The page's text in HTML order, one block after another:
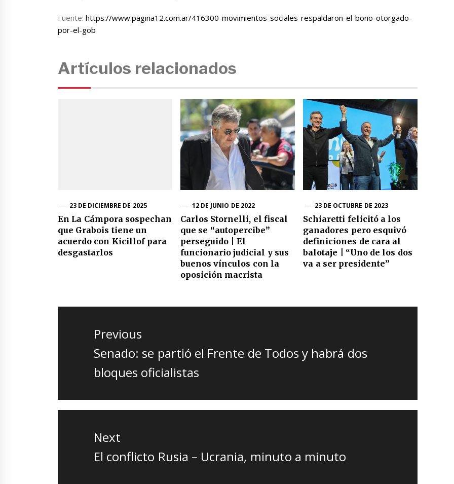
Fuente:https://www.pagina12.com.ar/416300-movimientos-sociales-respaldaron-el-bono-otorgado-
por-el-gob
Artículos relacionados
23 DE DICIEMBRE DE 2025
En La Cámpora sospechan
que Grabois tiene un
acuerdo con Kicillof para
desgastarlos
12 DE JUNIO DE 2022
Carlos Stornelli, el fiscal
que se “autopercibe”
perseguido | El
funcionario judicial y sus
buenos vínculos con la
oposición macrista
23 DE OCTUBRE DE 2023
Schiaretti felicitó a los
ganadores pero esquivó
definiciones de cara al
balotaje | “Uno de los dos
va a ser presidente”
Navegación
entradas
Previous
Previous
post:
Senado: se partió el Frente de Todos y habrá dos
bloques oficialistas
Next
Next
El conflicto Rusia – Ucrania, minuto a minuto